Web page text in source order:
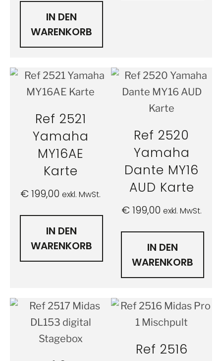
IN DEN
WARENKORB
Ref 2521
Yamaha
MY16AE
Karte
€199,00 exkl. MwSt.
IN DEN
WARENKORB
Ref 2520
Yamaha
Dante MY16
AUD Karte
€199,00 exkl. MwSt.
IN DEN
WARENKORB
Ref 2516